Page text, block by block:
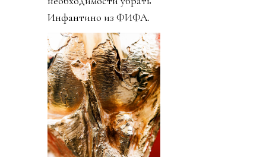
Инфантино из ФИФА.